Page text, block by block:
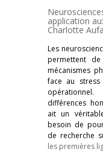
application
Charlotte
Les
permettent
mécanismes
face au stress
différences
ait un
besoin de
de recherche
les premières